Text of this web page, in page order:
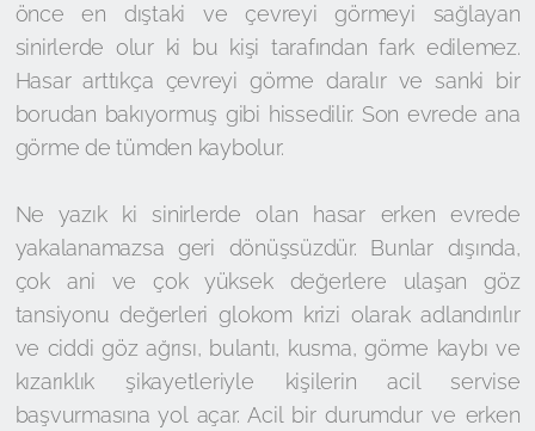
önce en dıştaki ve çevreyi görmeyi sağlayan
sinirlerde olur ki bu kişi tarafından fark edilemez.
Hasar arttıkça çevreyi görme daralır ve sanki bir
borudan bakıyormuş gibi hissedilir. Son evrede ana
görme de tümden kaybolur.
Ne yazık ki sinirlerde olan hasar erken evrede
yakalanamazsa geri dönüşsüzdür. Bunlar dışında,
çok ani ve çok yüksek değerlere ulaşan göz
tansiyonu değerleri glokom krizi olarak adlandırılır
ve ciddi göz ağrısı, bulantı, kusma, görme kaybı ve
kızarıklık şikayetleriyle kişilerin acil servise
başvurmasına yol açar. Acil bir durumdur ve erken